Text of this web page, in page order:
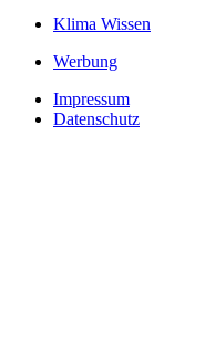
Klima Wissen
Werbung
Impressum
Datenschutz